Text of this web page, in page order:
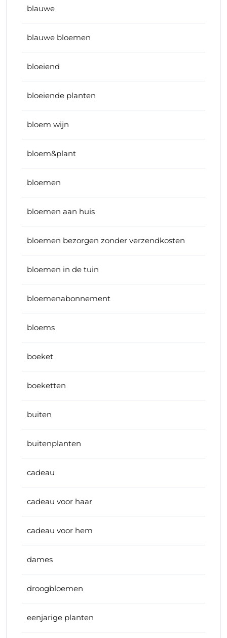
blauwe
blauwe bloemen
bloeiend
bloeiende planten
bloem wijn
bloem&plant
bloemen
bloemen aan huis
bloemen bezorgen zonder verzendkosten
bloemen in de tuin
bloemenabonnement
bloems
boeket
boeketten
buiten
buitenplanten
cadeau
cadeau voor haar
cadeau voor hem
dames
droogbloemen
eenjarige planten